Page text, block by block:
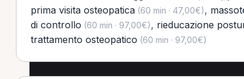
prima visita osteopatica(60 min · 47,00€),
di controllo (60 min · 97,00€), rieducazione
trattamento osteopatico (60 min · 97,00€)